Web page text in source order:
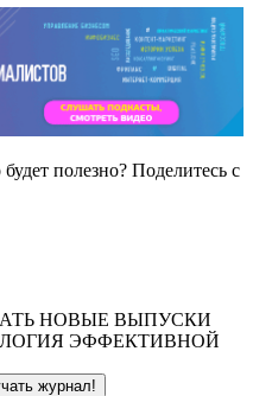
полезно? Поделитесь с
НОВЫЕ ВЫПУСКИ
ЭФФЕКТИВНОЙ
журнал!